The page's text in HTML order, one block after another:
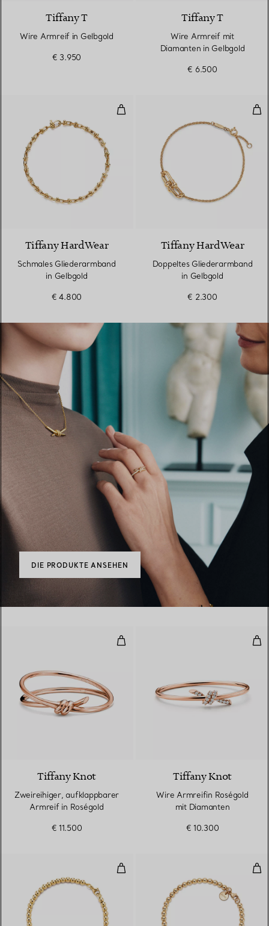
Tiffany T
Wire Armreif in Gelbgold
€ 3.950
Tiffany T
Wire Armreif mit
Diamanten in Gelbgold
€ 6.500
Schmales Gliederarmband in
Tiffany HardWear
Schmales Gliederarmband
in Gelbgold
€ 4.800
Tiffany HardWear
Doppeltes Gliederarmband
in Gelbgold
€ 2.300
DIE PRODUKTE ANSEHEN
Zweireihiger, aufklappbarer
Tiffany Knot
Zweireihiger, aufklappbarer
Armreif in Roségold
€ 11.500
Tiffany Knot
Wire Armreifin Roségold
mit Diamanten
€ 10.300
Kugelarmband mit